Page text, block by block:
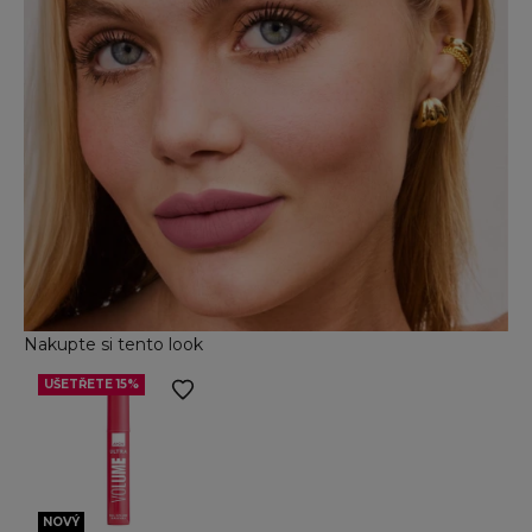
Nakupte si tento look
UŠETŘETE 15%
NOVÝ